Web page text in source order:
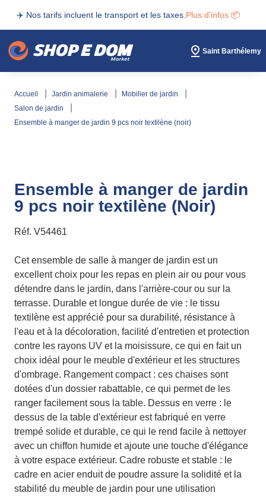
✈️ Nos tarifs incluent le transport et les taxes. Plus d'infos 📦
Saint Barthélemy
accueil jardin animalerie
mobilier de jardin
salon de jardin
ensemble à manger de jardin 9 pcs noir textilène (noir)
Ensemble à manger de jardin
9 pcs noir textilène (Noir)
Réf. V54461
Cet ensemble de salle à manger de jardin est un
excellent choix pour les repas en plein air ou pour vous
détendre dans le jardin, dans l'arrière-cour ou sur la
terrasse. Durable et longue durée de vie : le tissu
textilène est apprécié pour sa durabilité, résistance à
l'eau et à la décoloration, facilité d'entretien et protection
contre les rayons UV et la moisissure, ce qui en fait un
choix idéal pour le meuble d'extérieur et les structures
d'ombrage. Rangement compact : ces chaises sont
dotées d'un dossier rabattable, ce qui permet de les
ranger facilement sous la table. Dessus en verre : le
dessus de la table d'extérieur est fabriqué en verre
trempé solide et durable, ce qui le rend facile à nettoyer
avec un chiffon humide et ajoute une touche d'élégance
à votre espace extérieur. Cadre robuste et stable : le
cadre en acier enduit de poudre assure la solidité et la
stabilité du meuble de jardin pour une utilisation